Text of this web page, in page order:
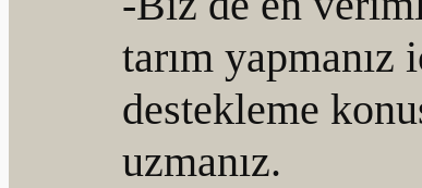
tarım yapmanız
destekleme
uzmanız.